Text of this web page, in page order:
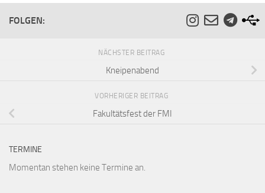
FOLGEN:
NÄCHSTER BEITRAG
Kneipenabend
VORHERIGER BEITRAG
Fakultätsfest der FMI
TERMINE
Momentan stehen keine Termine an.